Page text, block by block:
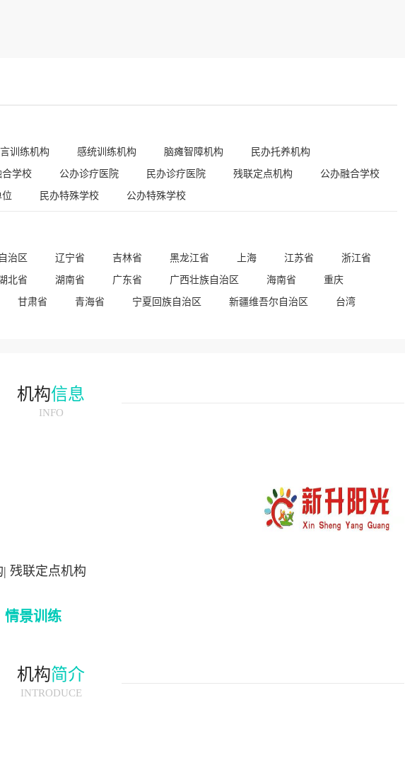
训练机构 感统训练机构 脑瘫智障机构 民办托养机构
学校 公办诊疗医院 民办诊疗医院 残联定点机构 公办融合学校
民办特殊学校 公办特殊学校
治区 辽宁省 吉林省 黑龙江省 上海 江苏省 浙江省
北省 湖南省 广东省 广西壮族自治区 海南省 重庆
甘肃省 青海省 宁夏回族自治区 新疆维吾尔自治区 台湾
机构信息
INFO
残联定点机构
情景训练
机构简介
INTRODUCE